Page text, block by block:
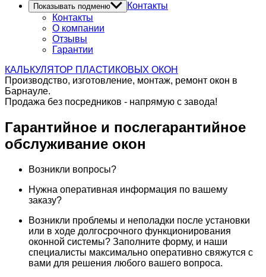
Показывать подменю
Контакты
Контакты
О компании
Отзывы
Гарантии
КАЛЬКУЛЯТОР ПЛАСТИКОВЫХ ОКОН
Производство, изготовление, монтаж, ремонт окон в
Барнауле.
Продажа без посредников - напрямую с завода!
Гарантийное и послегарантийное
обслуживание окон
Возникли вопросы?
Нужна оперативная информация по вашему
заказу?
Возникли проблемы и неполадки после установки
или в ходе долгосрочного функционирования
оконной системы? Заполните форму, и наши
специалисты максимально оперативно свяжутся с
вами для решения любого вашего вопроса.